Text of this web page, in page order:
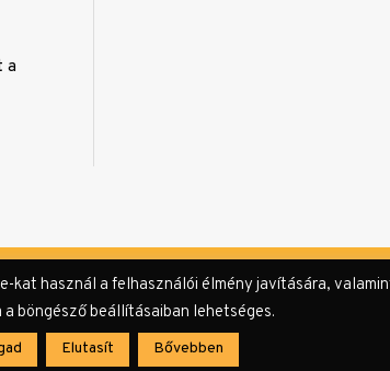
a
Impresszum
használ a felhasználói élmény javítására,
a böngésző beállításaiban lehetséges.
Elutasít Bővebben